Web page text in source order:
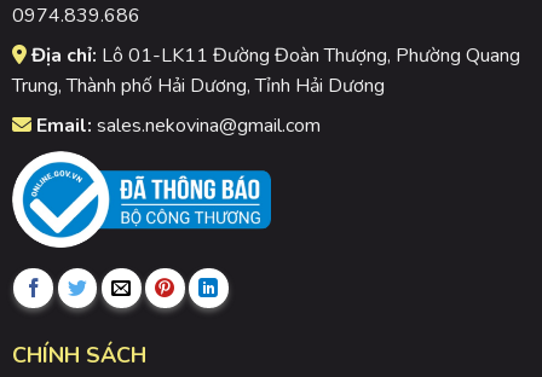
0974.839.686
Địa chỉ: Lô 01-LK11 Đường Đoàn Thượng, Phường Quang
Trung, Thành phố Hải Dương, Tỉnh Hải Dương
Email: sales.nekovina@gmail.com
CHÍNH SÁCH